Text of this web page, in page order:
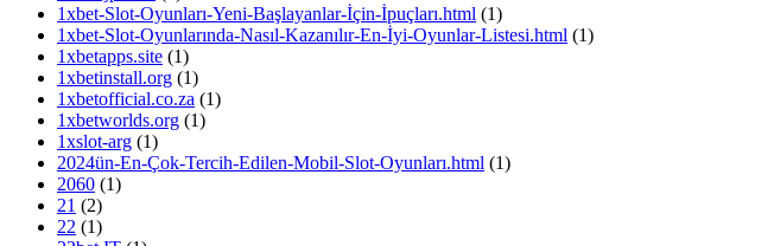
1xbet-Slot-Oyunları-Yeni-Başlayanlar-İçin-İpuçları.html (1)
1xbet-Slot-Oyunlarında-Nasıl-Kazanılır-En-İyi-Oyunlar-Listesi.html (1)
1xbetapps.site (1)
1xbetinstall.org (1)
1xbetofficial.co.za (1)
1xbetworlds.org (1)
1xslot-arg (1)
2024ün-En-Çok-Tercih-Edilen-Mobil-Slot-Oyunları.html (1)
2060 (1)
21 (2)
22 (1)